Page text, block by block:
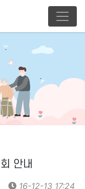
안내
16-12-13 17:24